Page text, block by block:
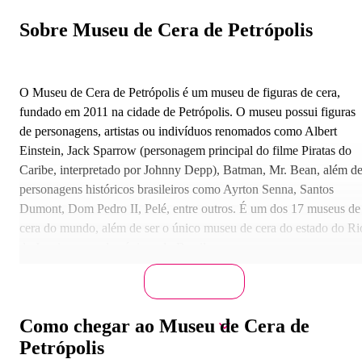
Sobre Museu de Cera de Petrópolis
O Museu de Cera de Petrópolis é um museu de figuras de cera,
fundado em 2011 na cidade de Petrópolis. O museu possui figuras
de personagens, artistas ou indivíduos renomados como Albert
Einstein, Jack Sparrow (personagem principal do filme Piratas do
Caribe, interpretado por Johnny Depp), Batman, Mr. Bean, além de
personagens históricos brasileiros como Ayrton Senna, Santos
Dumont, Dom Pedro II, Pelé, entre outros. É um dos 17 museus de
cera do mundo, além de ser o único museu de cera do estado do
Como chegar ao Museu de Cera de
Petrópolis